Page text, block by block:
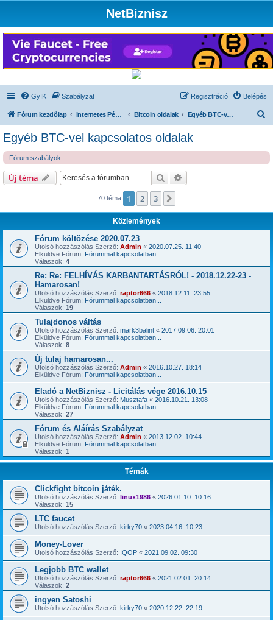
NetBiznisz
GyIK Szabályzat Belépés
Regisztráció
Fórum kezdőlap Internetes Pénzkeresés Bitcoin oldalak Egyéb BTC-vel kapcsolatos oldalak
Egyéb BTC-vel kapcsolatos oldalak
Fórum szabályok
Új téma Keresés
70 téma 1 2 3
Közlemények
Fórum költözése 2020.07.23
Utolsó hozzászólás Szerző: Admin « 2020.07.25. 11:40
Elküldve Fórum: Fórummal kapcsolatban...
Válaszok: 4
Re: Re: FELHÍVÁS KARBANTARTÁSRÓL! - 2018.12.22-23 -
Hamarosan!
Utolsó hozzászólás Szerző: raptor666 « 2018.12.11. 23:55
Elküldve Fórum: Fórummal kapcsolatban...
Válaszok: 19
Tulajdonos váltás
Utolsó hozzászólás Szerző: mark3balint « 2017.09.06. 20:01
Elküldve Fórum: Fórummal kapcsolatban...
Válaszok: 8
Új tulaj hamarosan...
Utolsó hozzászólás Szerző: Admin « 2016.10.27. 18:14
Elküldve Fórum: Fórummal kapcsolatban...
Eladó a NetBiznisz - Licitálás vége 2016.10.15
Utolsó hozzászólás Szerző: Musztafa « 2016.10.21. 13:08
Elküldve Fórum: Fórummal kapcsolatban...
Válaszok: 27
Fórum és Aláírás Szabályzat
Utolsó hozzászólás Szerző: Admin « 2013.12.02. 10:44
Elküldve Fórum: Fórummal kapcsolatban...
Válaszok: 1
Témák
Clickfight bitcoin játék.
Utolsó hozzászólás Szerző: linux1986 « 2026.01.10. 10:16
Válaszok: 15
LTC faucet
Utolsó hozzászólás Szerző: kirky70 « 2023.04.16. 10:23
Money-Lover
Utolsó hozzászólás Szerző: IQOP « 2021.09.02. 09:30
Legjobb BTC wallet
Utolsó hozzászólás Szerző: raptor666 « 2021.02.01. 20:14
Válaszok: 2
ingyen Satoshi
Utolsó hozzászólás Szerző: kirky70 « 2020.12.22. 22:19